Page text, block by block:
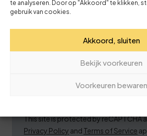
te analyseren. Door op "Akkoord" te klikken,
gebruik van cookies.
Akkoord, sluiten
Bekijk voorkeuren
Voorkeuren bewaren
This site is protected by reCAPTCHA
Privacy Policy and Terms of Service